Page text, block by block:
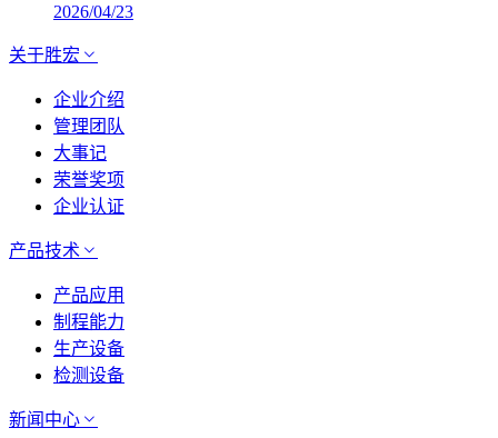
2026/04/23
关于胜宏
企业介绍
管理团队
大事记
荣誉奖项
企业认证
产品技术
产品应用
制程能力
生产设备
检测设备
新闻中心